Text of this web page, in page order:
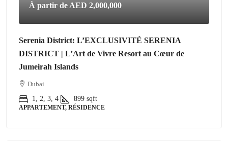
À partir de AED 2,000,000
Serenia District: L’EXCLUSIVITÉ SERENIA
DISTRICT | L’Art de Vivre Resort au Cœur de
Jumeirah Islands
Dubai
1, 2, 3, 4
899 sqft
APPARTEMENT, RÉSIDENCE